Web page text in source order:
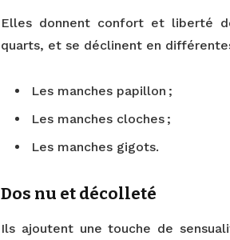
Elles donnent confort et liberté
quarts, et se déclinent en
Les manches papillon ;
Les manches cloches ;
Les manches gigots.
Dos nu et décolleté
Ils ajoutent une touche de